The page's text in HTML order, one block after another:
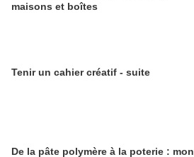
maisons et boîtes
Tenir un cahier créatif - suite
De la pâte polymère à la poterie : mon